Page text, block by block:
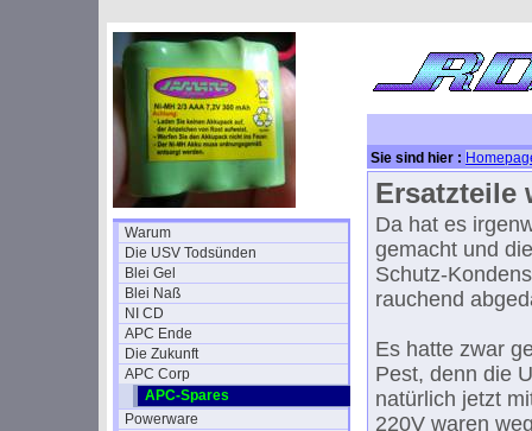
Warum
Die USV Todsünden
Blei Gel
Blei Naß
NI CD
APC Ende
Die Zukunft
APC Corp
APC-Spares
Powerware
Sie sind hier :
Ersatzteile
Da hat es
gemacht und
Schutz-
rauchend
Es hatte zwar
Pest, denn die
natürlich jetzt
220V waren